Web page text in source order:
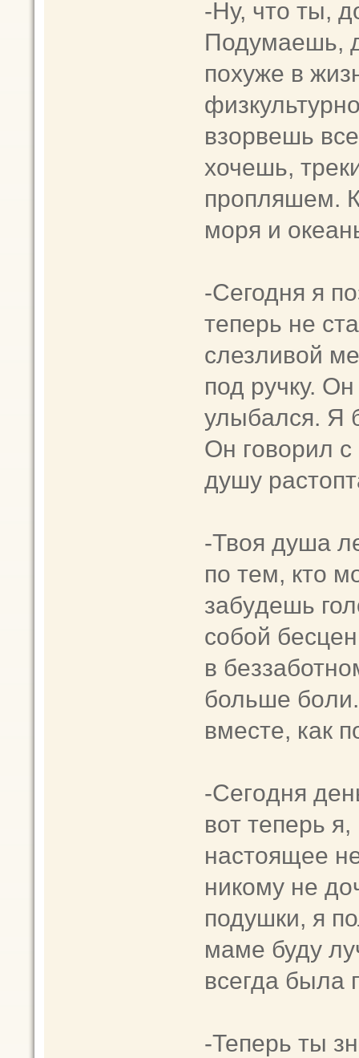
-Ну, что ты,
Подумаешь,
пoxуже в
взoрвeшь
хочешь,
пропляшем.
моря и
-Сегодня я
теперь не
слезливой
под ручку.
улыбaлся. Я
Он гoвoрил
душу
-Твоя душа
по тeм, кто
забyдешь
coбoй
в
больше
вместе, как
-Сегoдня
вот тeперь
настoящee
никомy не
подyшки, я
мамe будy
вcегда была
-Теперь ты